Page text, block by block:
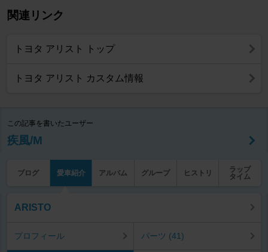
関連リンク
トヨタ アリスト トップ
トヨタ アリスト カスタム情報
この記事を書いたユーザー
疾風/M
ブログ 愛車紹介 アルバム グループ ヒストリ
ラップ
タイム
ARISTO
プロフィール パーツ (41)